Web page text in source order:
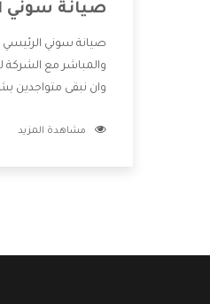
صيانة سوني
صيانة سوني
والمباشر مع الشركة
وان نبقى متواجدين
بالخدمات التى تنفرد
مشاهدة المزيد